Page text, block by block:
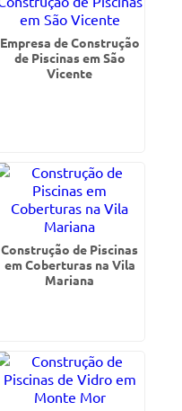
Empresa de Construção
de Piscinas em São
Vicente
Construção de Piscinas
em Coberturas na Vila
Mariana